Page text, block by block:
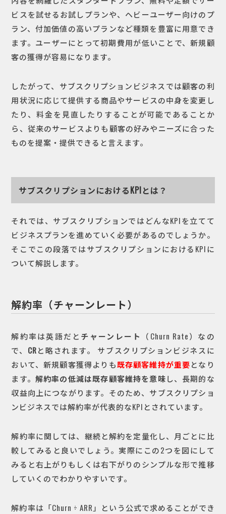
ビスを試せるお試しプランや、ヘビーユーザー向けのプ
ラン、付加価値の高いプランなど種類を豊富に用意でき
ます。ユーザーにとって初期費用が低いことで、新規顧
客の獲得が容易になります。
したがって、サブスクリプションビジネスでは顧客の利
用状況に応じて提供する商品やサービスの中身を変更し
たり、料金を見直したりすることが可能であることか
ら、従来のサービスよりも顧客の好みやニーズに合った
ものを提案・提供できると言えます。
サブスクリプションにおけるKPIとは？
それでは、サブスクリプションではどんなKPIを立てて
ビジネスプランを進めていく必要があるのでしょうか。
そこでこの段落ではサブスクリプションにおけるKPIに
ついて解説します。
解約率（チャーンレート）
解約率は英語だと チャーンレート
（Churn Rate）なの
で、 CRと略されます。
サブスクリプションビジネスに
おいて、新規顧客獲得よりも既存顧客維持が重要となり
ます。 解約率の低減は既存顧客維持を意味し、長期的な
収益向上につながります。そのため、サブスクリプショ
ンビジネスでは解約率が代表的なKPIとされています。
解約率に関しては、継続と解約を定量化し、月ごとに比
較してみると良いでしょう。実際にこの2つを図にして
みると右上がりもしくは右下がりのシンプルな形で推移
していくのでわかりやすいです。
解約率は「Churn ÷ ARR」という公式で求めることができ